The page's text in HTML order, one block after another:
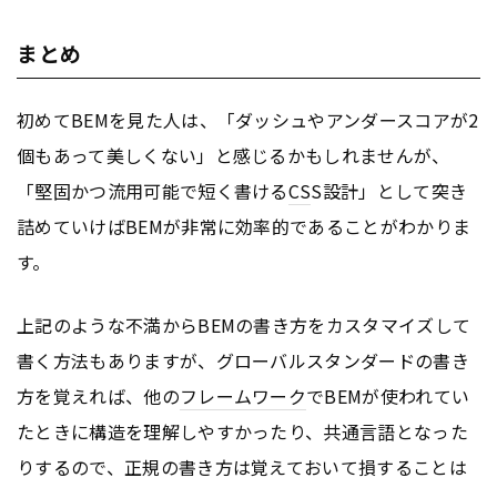
まとめ
初めてBEMを見た人は、「ダッシュやアンダースコアが2
個もあって美しくない」と感じるかもしれませんが、
「堅固かつ流用可能で短く書けるCSS設計」として突き
詰めていけばBEMが非常に効率的であることがわかりま
す。
上記のような不満からBEMの書き方をカスタマイズして
書く方法もありますが、グローバルスタンダードの書き
方を覚えれば、他のフレームワークでBEMが使われてい
たときに構造を理解しやすかったり、共通言語となった
りするので、正規の書き方は覚えておいて損することは